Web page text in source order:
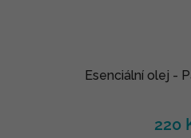
Esenciální olej -
220